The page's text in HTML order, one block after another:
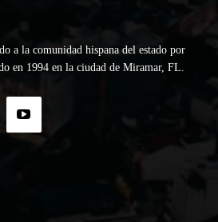
a la comunidad hispana del estado por
en 1994 en la ciudad de Miramar, FL.